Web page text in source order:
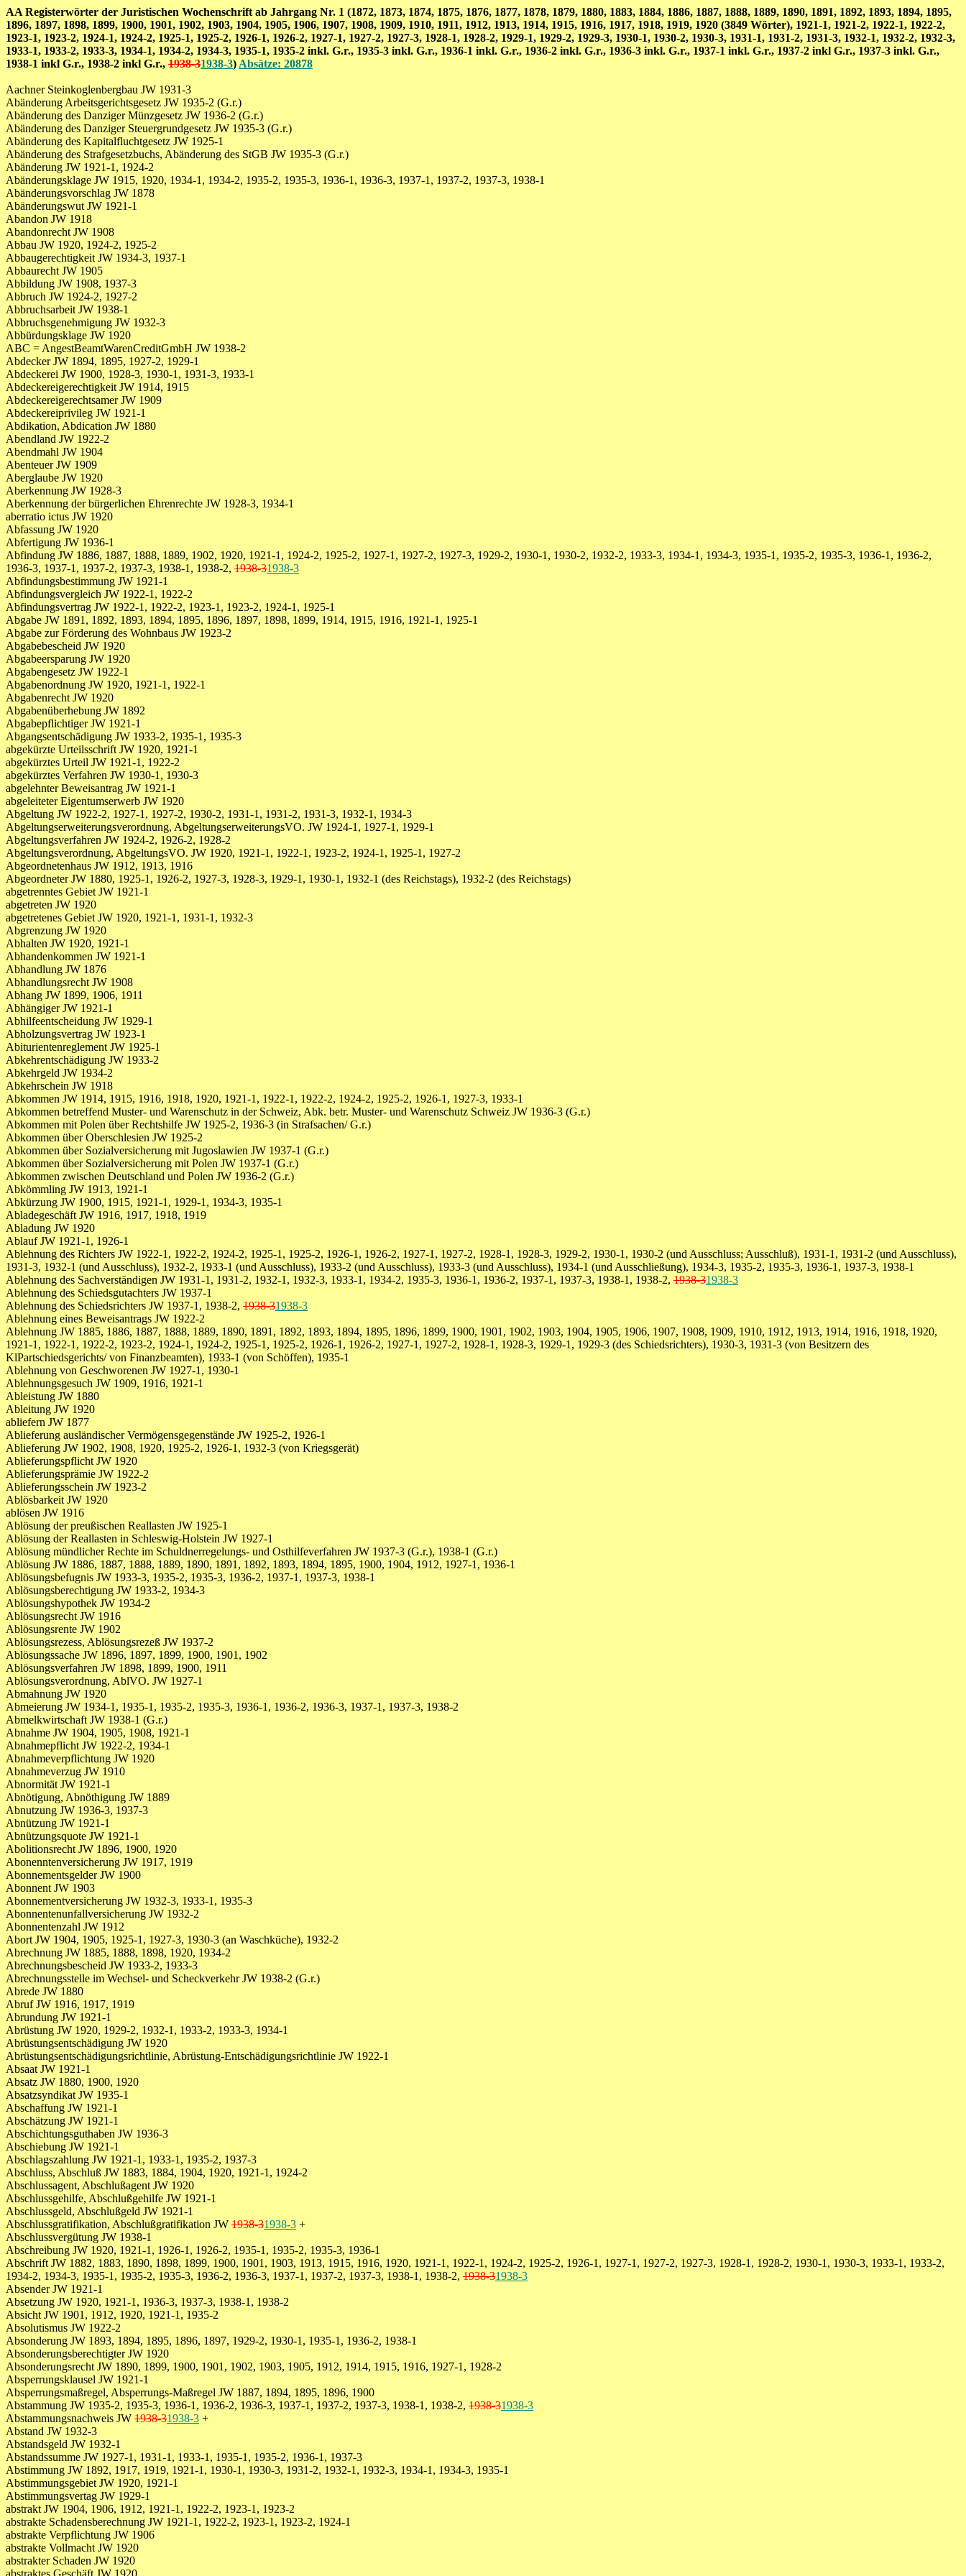
AA Registerwörter der Juristischen Wochenschrift ab Jahrgang Nr. 1 (1872, 1873, 1874, 1875, 1876, 1877, 1878, 1879, 1880, 1883, 1884, 1886, 1887, 1888, 1889, 1890, 1891, 1892, 1893, 1894, 1895,
1896, 1897, 1898, 1899, 1900, 1901, 1902, 1903, 1904, 1905, 1906, 1907, 1908, 1909, 1910, 1911, 1912, 1913, 1914, 1915, 1916, 1917, 1918, 1919, 1920 (3849 Wörter), 1921-1, 1921-2, 1922-1, 1922-2,
1923-1, 1923-2, 1924-1, 1924-2, 1925-1, 1925-2, 1926-1, 1926-2, 1927-1, 1927-2, 1927-3, 1928-1, 1928-2, 1929-1, 1929-2, 1929-3, 1930-1, 1930-2, 1930-3, 1931-1, 1931-2, 1931-3, 1932-1, 1932-2, 1932-3,
1933-1, 1933-2, 1933-3, 1934-1, 1934-2, 1934-3, 1935-1, 1935-2 inkl. G.r., 1935-3 inkl. G.r., 1936-1 inkl. G.r., 1936-2 inkl. G.r., 1936-3 inkl. G.r., 1937-1 inkl. G.r., 1937-2 inkl G.r., 1937-3 inkl. G.r.,
1938-1 inkl G.r., 1938-2 inkl G.r., 1938-31938-3) Absätze: 20878
Aachner Steinkoglenbergbau JW 1931-3
Abänderung Arbeitsgerichtsgesetz JW 1935-2 (G.r.)
Abänderung des Danziger Münzgesetz JW 1936-2 (G.r.)
Abänderung des Danziger Steuergrundgesetz JW 1935-3 (G.r.)
Abänderung des Kapitalfluchtgesetz JW 1925-1
Abänderung des Strafgesetzbuchs, Abänderung des StGB JW 1935-3 (G.r.)
Abänderung JW 1921-1, 1924-2
Abänderungsklage JW 1915, 1920, 1934-1, 1934-2, 1935-2, 1935-3, 1936-1, 1936-3, 1937-1, 1937-2, 1937-3, 1938-1
Abänderungsvorschlag JW 1878
Abänderungswut JW 1921-1
Abandon JW 1918
Abandonrecht JW 1908
Abbau JW 1920, 1924-2, 1925-2
Abbaugerechtigkeit JW 1934-3, 1937-1
Abbaurecht JW 1905
Abbildung JW 1908, 1937-3
Abbruch JW 1924-2, 1927-2
Abbruchsarbeit JW 1938-1
Abbruchsgenehmigung JW 1932-3
Abbürdungsklage JW 1920
ABC = AngestBeamtWarenCreditGmbH JW 1938-2
Abdecker JW 1894, 1895, 1927-2, 1929-1
Abdeckerei JW 1900, 1928-3, 1930-1, 1931-3, 1933-1
Abdeckereigerechtigkeit JW 1914, 1915
Abdeckereigerechtsamer JW 1909
Abdeckereiprivileg JW 1921-1
Abdikation, Abdication JW 1880
Abendland JW 1922-2
Abendmahl JW 1904
Abenteuer JW 1909
Aberglaube JW 1920
Aberkennung JW 1928-3
Aberkennung der bürgerlichen Ehrenrechte JW 1928-3, 1934-1
aberratio ictus JW 1920
Abfassung JW 1920
Abfertigung JW 1936-1
Abfindung JW 1886, 1887, 1888, 1889, 1902, 1920, 1921-1, 1924-2, 1925-2, 1927-1, 1927-2, 1927-3, 1929-2, 1930-1, 1930-2, 1932-2, 1933-3, 1934-1, 1934-3, 1935-1, 1935-2, 1935-3, 1936-1, 1936-2,
1936-3, 1937-1, 1937-2, 1937-3, 1938-1, 1938-2, 1938-31938-3
Abfindungsbestimmung JW 1921-1
Abfindungsvergleich JW 1922-1, 1922-2
Abfindungsvertrag JW 1922-1, 1922-2, 1923-1, 1923-2, 1924-1, 1925-1
Abgabe JW 1891, 1892, 1893, 1894, 1895, 1896, 1897, 1898, 1899, 1914, 1915, 1916, 1921-1, 1925-1
Abgabe zur Förderung des Wohnbaus JW 1923-2
Abgabebescheid JW 1920
Abgabeersparung JW 1920
Abgabengesetz JW 1922-1
Abgabenordnung JW 1920, 1921-1, 1922-1
Abgabenrecht JW 1920
Abgabenüberhebung JW 1892
Abgabepflichtiger JW 1921-1
Abgangsentschädigung JW 1933-2, 1935-1, 1935-3
abgekürzte Urteilsschrift JW 1920, 1921-1
abgekürztes Urteil JW 1921-1, 1922-2
abgekürztes Verfahren JW 1930-1, 1930-3
abgelehnter Beweisantrag JW 1921-1
abgeleiteter Eigentumserwerb JW 1920
Abgeltung JW 1922-2, 1927-1, 1927-2, 1930-2, 1931-1, 1931-2, 1931-3, 1932-1, 1934-3
Abgeltungserweiterungsverordnung, AbgeltungserweiterungsVO. JW 1924-1, 1927-1, 1929-1
Abgeltungsverfahren JW 1924-2, 1926-2, 1928-2
Abgeltungsverordnung, AbgeltungsVO. JW 1920, 1921-1, 1922-1, 1923-2, 1924-1, 1925-1, 1927-2
Abgeordnetenhaus JW 1912, 1913, 1916
Abgeordneter JW 1880, 1925-1, 1926-2, 1927-3, 1928-3, 1929-1, 1930-1, 1932-1 (des Reichstags), 1932-2 (des Reichstags)
abgetrenntes Gebiet JW 1921-1
abgetreten JW 1920
abgetretenes Gebiet JW 1920, 1921-1, 1931-1, 1932-3
Abgrenzung JW 1920
Abhalten JW 1920, 1921-1
Abhandenkommen JW 1921-1
Abhandlung JW 1876
Abhandlungsrecht JW 1908
Abhang JW 1899, 1906, 1911
Abhängiger JW 1921-1
Abhilfeentscheidung JW 1929-1
Abholzungsvertrag JW 1923-1
Abiturientenreglement JW 1925-1
Abkehrentschädigung JW 1933-2
Abkehrgeld JW 1934-2
Abkehrschein JW 1918
Abkommen JW 1914, 1915, 1916, 1918, 1920, 1921-1, 1922-1, 1922-2, 1924-2, 1925-2, 1926-1, 1927-3, 1933-1
Abkommen betreffend Muster- und Warenschutz in der Schweiz, Abk. betr. Muster- und Warenschutz Schweiz JW 1936-3 (G.r.)
Abkommen mit Polen über Rechtshilfe JW 1925-2, 1936-3 (in Strafsachen/ G.r.)
Abkommen über Oberschlesien JW 1925-2
Abkommen über Sozialversicherung mit Jugoslawien JW 1937-1 (G.r.)
Abkommen über Sozialversicherung mit Polen JW 1937-1 (G.r.)
Abkommen zwischen Deutschland und Polen JW 1936-2 (G.r.)
Abkömmling JW 1913, 1921-1
Abkürzung JW 1900, 1915, 1921-1, 1929-1, 1934-3, 1935-1
Abladegeschäft JW 1916, 1917, 1918, 1919
Abladung JW 1920
Ablauf JW 1921-1, 1926-1
Ablehnung des Richters JW 1922-1, 1922-2, 1924-2, 1925-1, 1925-2, 1926-1, 1926-2, 1927-1, 1927-2, 1928-1, 1928-3, 1929-2, 1930-1, 1930-2 (und Ausschluss; Ausschluß), 1931-1, 1931-2 (und Ausschluss),
1931-3, 1932-1 (und Ausschluss), 1932-2, 1933-1 (und Ausschluss), 1933-2 (und Ausschluss), 1933-3 (und Ausschluss), 1934-1 (und Ausschließung), 1934-3, 1935-2, 1935-3, 1936-1, 1937-3, 1938-1
Ablehnung des Sachverständigen JW 1931-1, 1931-2, 1932-1, 1932-3, 1933-1, 1934-2, 1935-3, 1936-1, 1936-2, 1937-1, 1937-3, 1938-1, 1938-2, 1938-31938-3
Ablehnung des Schiedsgutachters JW 1937-1
Ablehnung des Schiedsrichters JW 1937-1, 1938-2, 1938-31938-3
Ablehnung eines Beweisantrags JW 1922-2
Ablehnung JW 1885, 1886, 1887, 1888, 1889, 1890, 1891, 1892, 1893, 1894, 1895, 1896, 1899, 1900, 1901, 1902, 1903, 1904, 1905, 1906, 1907, 1908, 1909, 1910, 1912, 1913, 1914, 1916, 1918, 1920,
1921-1, 1922-1, 1922-2, 1923-2, 1924-1, 1924-2, 1925-1, 1925-2, 1926-1, 1926-2, 1927-1, 1927-2, 1928-1, 1928-3, 1929-1, 1929-3 (des Schiedsrichters), 1930-3, 1931-3 (von Besitzern des
KlPartschiedsgerichts/ von Finanzbeamten), 1933-1 (von Schöffen), 1935-1
Ablehnung von Geschworenen JW 1927-1, 1930-1
Ablehnungsgesuch JW 1909, 1916, 1921-1
Ableistung JW 1880
Ableitung JW 1920
abliefern JW 1877
Ablieferung ausländischer Vermögensgegenstände JW 1925-2, 1926-1
Ablieferung JW 1902, 1908, 1920, 1925-2, 1926-1, 1932-3 (von Kriegsgerät)
Ablieferungspflicht JW 1920
Ablieferungsprämie JW 1922-2
Ablieferungsschein JW 1923-2
Ablösbarkeit JW 1920
ablösen JW 1916
Ablösung der preußischen Reallasten JW 1925-1
Ablösung der Reallasten in Schleswig-Holstein JW 1927-1
Ablösung mündlicher Rechte im Schuldnerregelungs- und Osthilfeverfahren JW 1937-3 (G.r.), 1938-1 (G.r.)
Ablösung JW 1886, 1887, 1888, 1889, 1890, 1891, 1892, 1893, 1894, 1895, 1900, 1904, 1912, 1927-1, 1936-1
Ablösungsbefugnis JW 1933-3, 1935-2, 1935-3, 1936-2, 1937-1, 1937-3, 1938-1
Ablösungsberechtigung JW 1933-2, 1934-3
Ablösungshypothek JW 1934-2
Ablösungsrecht JW 1916
Ablösungsrente JW 1902
Ablösungsrezess, Ablösungsrezeß JW 1937-2
Ablösungssache JW 1896, 1897, 1899, 1900, 1901, 1902
Ablösungsverfahren JW 1898, 1899, 1900, 1911
Ablösungsverordnung, AblVO. JW 1927-1
Abmahnung JW 1920
Abmeierung JW 1934-1, 1935-1, 1935-2, 1935-3, 1936-1, 1936-2, 1936-3, 1937-1, 1937-3, 1938-2
Abmelkwirtschaft JW 1938-1 (G.r.)
Abnahme JW 1904, 1905, 1908, 1921-1
Abnahmepflicht JW 1922-2, 1934-1
Abnahmeverpflichtung JW 1920
Abnahmeverzug JW 1910
Abnormität JW 1921-1
Abnötigung, Abnöthigung JW 1889
Abnutzung JW 1936-3, 1937-3
Abnützung JW 1921-1
Abnützungsquote JW 1921-1
Abolitionsrecht JW 1896, 1900, 1920
Abonenntenversicherung JW 1917, 1919
Abonnementsgelder JW 1900
Abonnent JW 1903
Abonnementversicherung JW 1932-3, 1933-1, 1935-3
Abonnentenunfallversicherung JW 1932-2
Abonnentenzahl JW 1912
Abort JW 1904, 1905, 1925-1, 1927-3, 1930-3 (an Waschküche), 1932-2
Abrechnung JW 1885, 1888, 1898, 1920, 1934-2
Abrechnungsbescheid JW 1933-2, 1933-3
Abrechnungsstelle im Wechsel- und Scheckverkehr JW 1938-2 (G.r.)
Abrede JW 1880
Abruf JW 1916, 1917, 1919
Abrundung JW 1921-1
Abrüstung JW 1920, 1929-2, 1932-1, 1933-2, 1933-3, 1934-1
Abrüstungsentschädigung JW 1920
Abrüstungsentschädigungsrichtlinie, Abrüstung-Entschädigungsrichtlinie JW 1922-1
Absaat JW 1921-1
Absatz JW 1880, 1900, 1920
Absatzsyndikat JW 1935-1
Abschaffung JW 1921-1
Abschätzung JW 1921-1
Abschichtungsguthaben JW 1936-3
Abschiebung JW 1921-1
Abschlagszahlung JW 1921-1, 1933-1, 1935-2, 1937-3
Abschluss, Abschluß JW 1883, 1884, 1904, 1920, 1921-1, 1924-2
Abschlussagent, Abschlußagent JW 1920
Abschlussgehilfe, Abschlußgehilfe JW 1921-1
Abschlussgeld, Abschlußgeld JW 1921-1
Abschlussgratifikation, Abschlußgratifikation JW 1938-31938-3 +
Abschlussvergütung JW 1938-1
Abschreibung JW 1920, 1921-1, 1926-1, 1926-2, 1935-1, 1935-2, 1935-3, 1936-1
Abschrift JW 1882, 1883, 1890, 1898, 1899, 1900, 1901, 1903, 1913, 1915, 1916, 1920, 1921-1, 1922-1, 1924-2, 1925-2, 1926-1, 1927-1, 1927-2, 1927-3, 1928-1, 1928-2, 1930-1, 1930-3, 1933-1, 1933-2,
1934-2, 1934-3, 1935-1, 1935-2, 1935-3, 1936-2, 1936-3, 1937-1, 1937-2, 1937-3, 1938-1, 1938-2, 1938-31938-3
Absender JW 1921-1
Absetzung JW 1920, 1921-1, 1936-3, 1937-3, 1938-1, 1938-2
Absicht JW 1901, 1912, 1920, 1921-1, 1935-2
Absolutismus JW 1922-2
Absonderung JW 1893, 1894, 1895, 1896, 1897, 1929-2, 1930-1, 1935-1, 1936-2, 1938-1
Absonderungsberechtigter JW 1920
Absonderungsrecht JW 1890, 1899, 1900, 1901, 1902, 1903, 1905, 1912, 1914, 1915, 1916, 1927-1, 1928-2
Absperrungsklausel JW 1921-1
Absperrungsmaßregel, Absperrungs-Maßregel JW 1887, 1894, 1895, 1896, 1900
Abstammung JW 1935-2, 1935-3, 1936-1, 1936-2, 1936-3, 1937-1, 1937-2, 1937-3, 1938-1, 1938-2, 1938-31938-3
Abstammungsnachweis JW 1938-31938-3 +
Abstand JW 1932-3
Abstandsgeld JW 1932-1
Abstandssumme JW 1927-1, 1931-1, 1933-1, 1935-1, 1935-2, 1936-1, 1937-3
Abstimmung JW 1892, 1917, 1919, 1921-1, 1930-1, 1930-3, 1931-2, 1932-1, 1932-3, 1934-1, 1934-3, 1935-1
Abstimmungsgebiet JW 1920, 1921-1
Abstimmungsvertag JW 1929-1
abstrakt JW 1904, 1906, 1912, 1921-1, 1922-2, 1923-1, 1923-2
abstrakte Schadensberechnung JW 1921-1, 1922-2, 1923-1, 1923-2, 1924-1
abstrakte Verpflichtung JW 1906
abstrakte Vollmacht JW 1920
abstrakter Schaden JW 1920
abstraktes Geschäft JW 1920